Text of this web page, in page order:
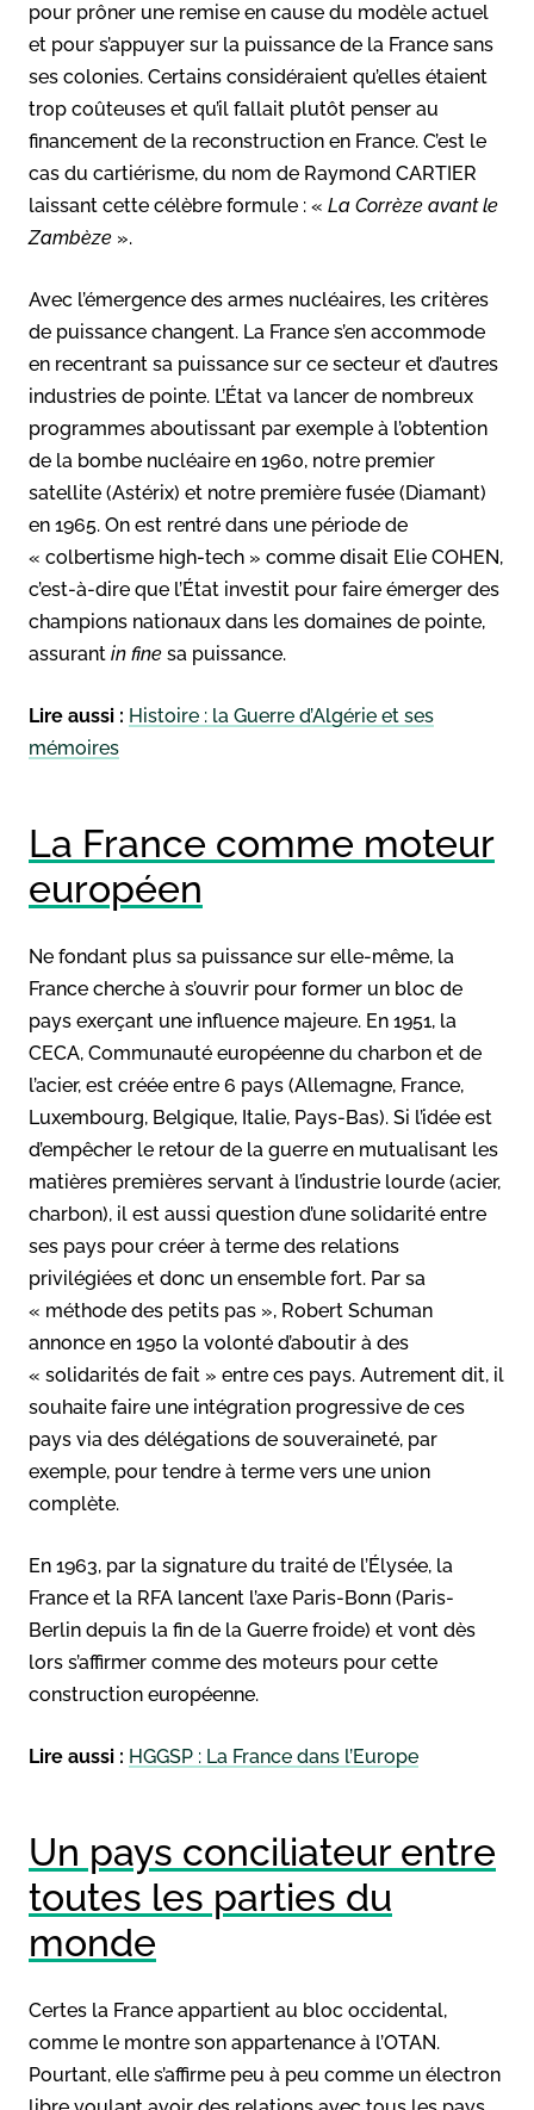
pour prôner une remise en cause du modèle actuel
et pour s’appuyer sur la puissance de la France sans
ses colonies. Certains considéraient qu’elles étaient
trop coûteuses et qu’il fallait plutôt penser au
financement de la reconstruction en France. C’est le
cas du cartiérisme, du nom de Raymond CARTIER
laissant cette célèbre formule : « La Corrèze avant le
Zambèze ».
Avec l’émergence des armes nucléaires, les critères
de puissance changent. La France s’en accommode
en recentrant sa puissance sur ce secteur et d’autres
industries de pointe. L’État va lancer de nombreux
programmes aboutissant par exemple à l’obtention
de la bombe nucléaire en 1960, notre premier
satellite (Astérix) et notre première fusée (Diamant)
en 1965. On est rentré dans une période de
« colbertisme high-tech » comme disait Elie COHEN,
c’est-à-dire que l’État investit pour faire émerger des
champions nationaux dans les domaines de pointe,
assurant in fine sa puissance.
Lire aussi : Histoire : la Guerre d’Algérie et ses
mémoires
La France comme moteur
européen
Ne fondant plus sa puissance sur elle-même, la
France cherche à s’ouvrir pour former un bloc de
pays exerçant une influence majeure. En 1951, la
CECA, Communauté européenne du charbon et de
l’acier, est créée entre 6 pays (Allemagne, France,
Luxembourg, Belgique, Italie, Pays-Bas). Si l’idée est
d’empêcher le retour de la guerre en mutualisant les
matières premières servant à l’industrie lourde (acier,
charbon), il est aussi question d’une solidarité entre
ses pays pour créer à terme des relations
privilégiées et donc un ensemble fort. Par sa
« méthode des petits pas », Robert Schuman
annonce en 1950 la volonté d’aboutir à des
« solidarités de fait » entre ces pays. Autrement dit, il
souhaite faire une intégration progressive de ces
pays via des délégations de souveraineté, par
exemple, pour tendre à terme vers une union
complète.
En 1963, par la signature du traité de l’Élysée, la
France et la RFA lancent l’axe Paris-Bonn (Paris-
Berlin depuis la fin de la Guerre froide) et vont dès
lors s’affirmer comme des moteurs pour cette
construction européenne.
Lire aussi : HGGSP : La France dans l’Europe
Un pays conciliateur entre
toutes les parties du
monde
Certes la France appartient au bloc occidental,
comme le montre son appartenance à l’OTAN.
Pourtant, elle s’affirme peu à peu comme un électron